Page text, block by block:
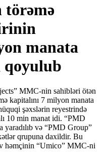
törəmə
manata
qoyulub
MMC-nin sahibləri ötən
kapitalını 7 milyon manata
şəxslərin reyestrində
10 min manat idi. “PMD
və “PMD Group”
qrupuna daxildir. Bu
həmçinin “Umico” MMC-ni